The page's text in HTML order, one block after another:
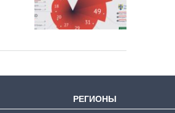
РЕГИОНЫ